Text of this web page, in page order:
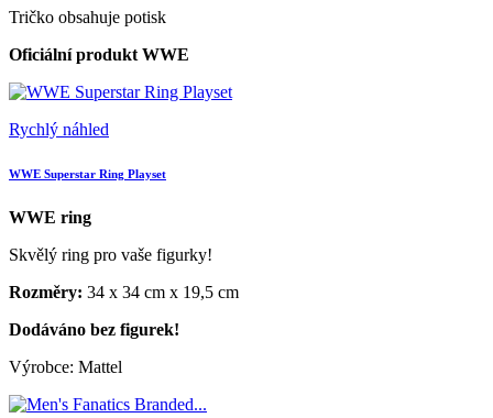
Tričko obsahuje potisk
Oficiální produkt WWE
Rychlý náhled
WWE Superstar Ring Playset
WWE ring
Skvělý ring pro vaše figurky!
Rozměry: 34 x 34 cm x 19,5 cm
Dodáváno bez figurek!
Výrobce: Mattel